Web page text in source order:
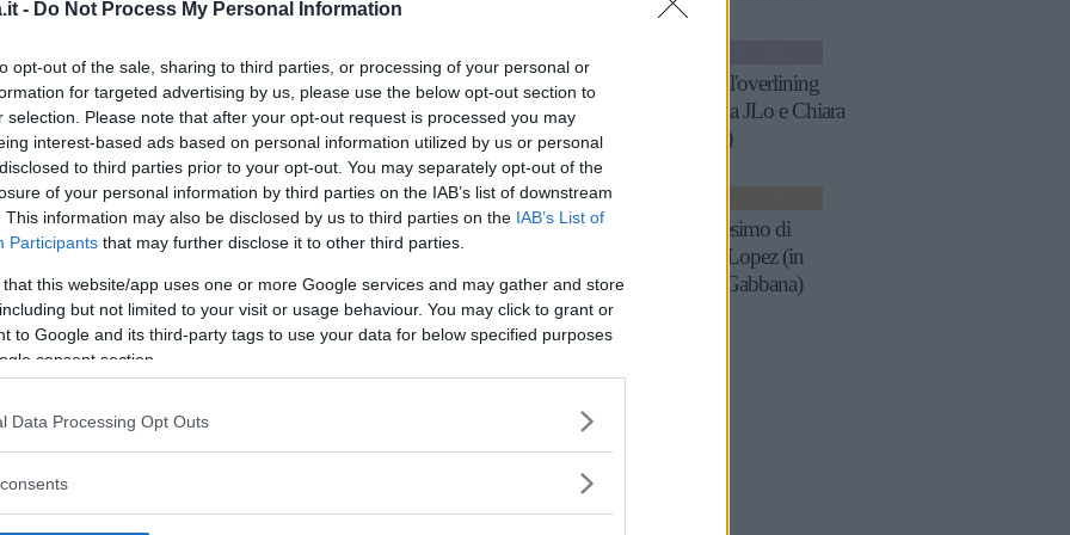
- Do Not Process My Personal Information
opt-out of the sale, sharing to third parties, or processing of your personal or
for targeted advertising by us, please use the below opt-out section to
selection. Please note that after your opt-out request is processed you may
interest-based ads based on personal information utilized by us or personal
to third parties prior to your opt-out. You may separately opt-out of the
of your personal information by third parties on the IAB’s list of downstream
This information may also be disclosed by us to third parties on the IAB’s List of
Participants that may further disclose it to other third parties.
this website/app uses one or more Google services and may gather and store
but not limited to your visit or usage behaviour. You may click to grant or
to Google and its third-party tags to use your data for below specified purposes
consent section.
Data Processing Opt Outs
da Jennifer Lopez (@jlo)
milioni di
untopmolto
Tutto sull'overlining
(amato da JLo e Chiara
Ferragni)
L'incantesimo di
Jennifer Lopez (in
Dolce&Gabbana)